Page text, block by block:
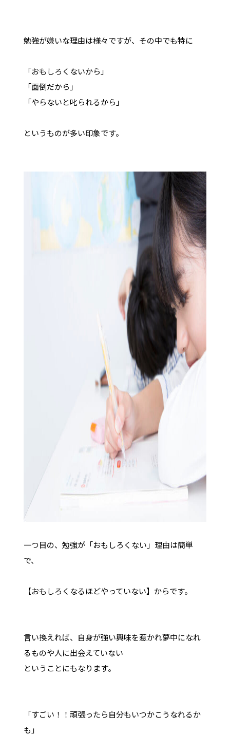
勉強が嫌いな理由は様々ですが、その中でも特に
「おもしろくないから」
「面倒だから」
「やらないと叱られるから」
というものが多い印象です。
一つ目の、勉強が「おもしろくない」理由は簡単
で、
【おもしろくなるほどやっていない】からです。
言い換えれば、自身が強い興味を惹かれ夢中になれ
るものや人に出会えていない
ということにもなります。
「すごい！！頑張ったら自分もいつかこうなれるか
も」